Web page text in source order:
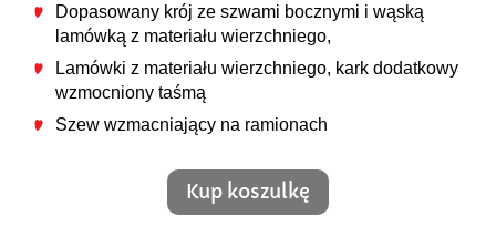
Dopasowany krój ze szwami bocznymi i wąską
lamówką z materiału wierzchniego,
Lamówki z materiału wierzchniego, kark dodatkowy
wzmocniony taśmą
Szew wzmacniający na ramionach
Kup koszulkę